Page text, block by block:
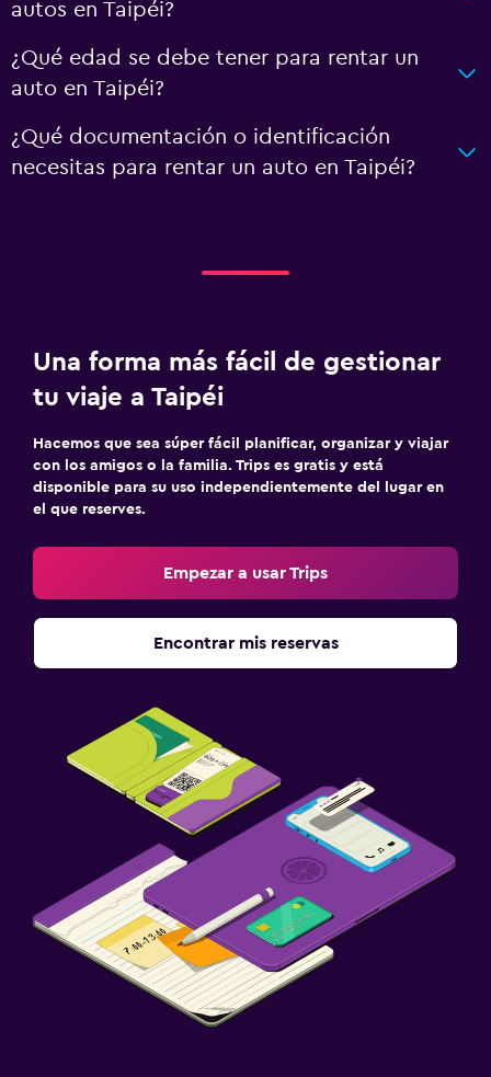
autos en Taipéi?
¿Qué edad se debe tener para rentar un
auto en Taipéi?
¿Qué documentación o identificación
necesitas para rentar un auto en Taipéi?
Una forma más fácil de gestionar
tu viaje a Taipéi
Hacemos que sea súper fácil planificar, organizar y viajar
con los amigos o la familia. Trips es gratis y está
disponible para su uso independientemente del lugar en
el que reserves.
Empezar a usar Trips
Encontrar mis reservas